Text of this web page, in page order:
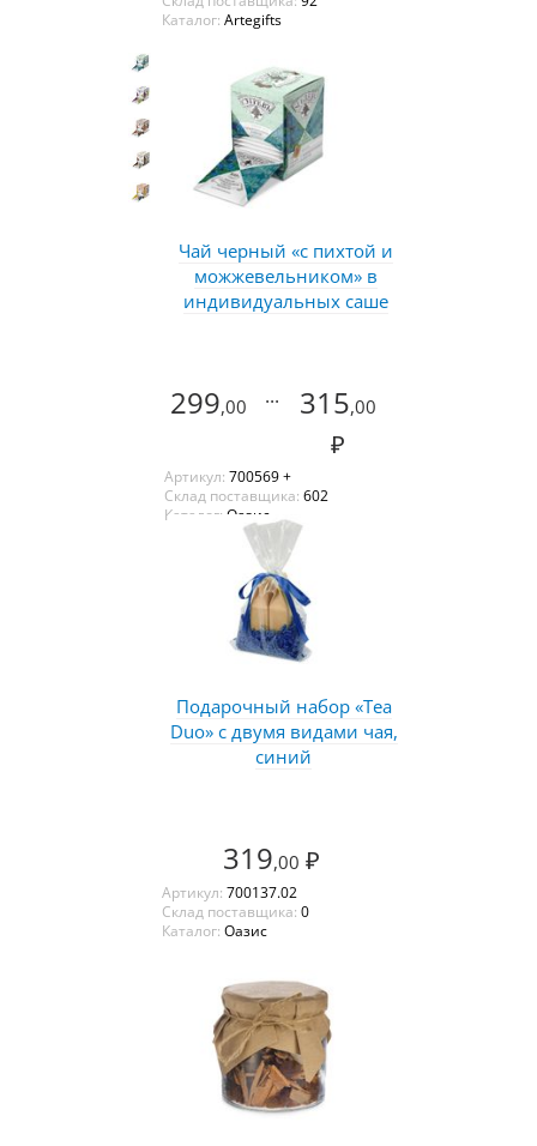
Каталог: Artegifts
Чай черный «с пихтой и
можжевельником» в
индивидуальных саше
299,00 ... 315,00
₽
Артикул: 700569 +
Склад поставщика: 602
Каталог: Оазис
Подарочный набор «Tea
Duo» с двумя видами чая,
синий
319,00 ₽
Артикул: 700137.02
Склад поставщика: 0
Каталог: Оазис